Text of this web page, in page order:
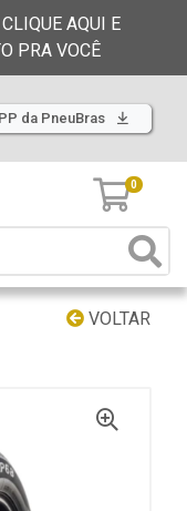
AQUI E
PRA VOCÊ
da PneuBras
0
VOLTAR